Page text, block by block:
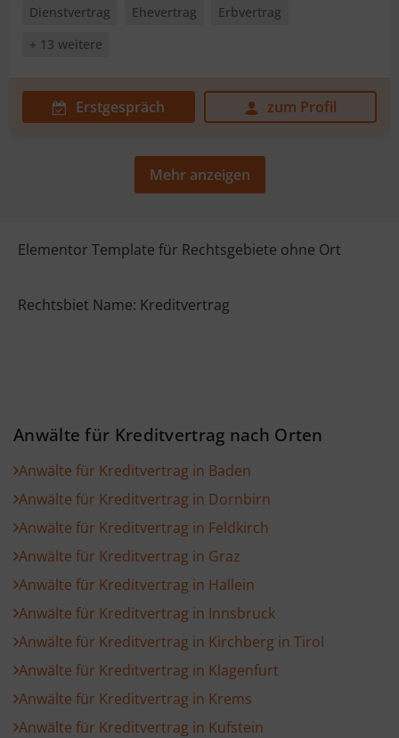
Dienstvertrag
Ehevertrag
Erbvertrag
+ 13 weitere
Erstgespräch zum Profil
Mehr anzeigen
Elementor Template für Rechtsgebiete ohne Ort
Rechtsbiet Name: Kreditvertrag
Anwälte für Kreditvertrag nach Orten
Anwälte für Kreditvertrag in Baden
Anwälte für Kreditvertrag in Dornbirn
Anwälte für Kreditvertrag in Feldkirch
Anwälte für Kreditvertrag in Graz
Anwälte für Kreditvertrag in Hallein
Anwälte für Kreditvertrag in Innsbruck
Anwälte für Kreditvertrag in Kirchberg in Tirol
Anwälte für Kreditvertrag in Klagenfurt
Anwälte für Kreditvertrag in Krems
Anwälte für Kreditvertrag in Kufstein